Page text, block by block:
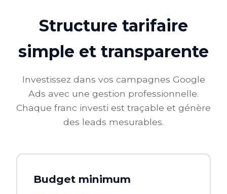
Structure tarifaire
simple et transparente
Investissez dans vos campagnes Google
Ads avec une gestion professionnelle.
Chaque franc investi est traçable et génère
des leads mesurables.
Budget minimum